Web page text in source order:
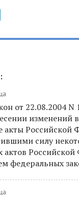
от 22.08.2004 N
изменений в
акты Российской
силу
актов
федеральных